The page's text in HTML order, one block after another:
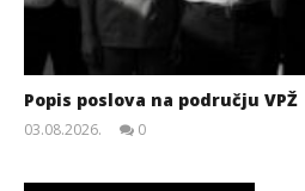
Popis poslova na području VPŽ
03.08.2026.
0